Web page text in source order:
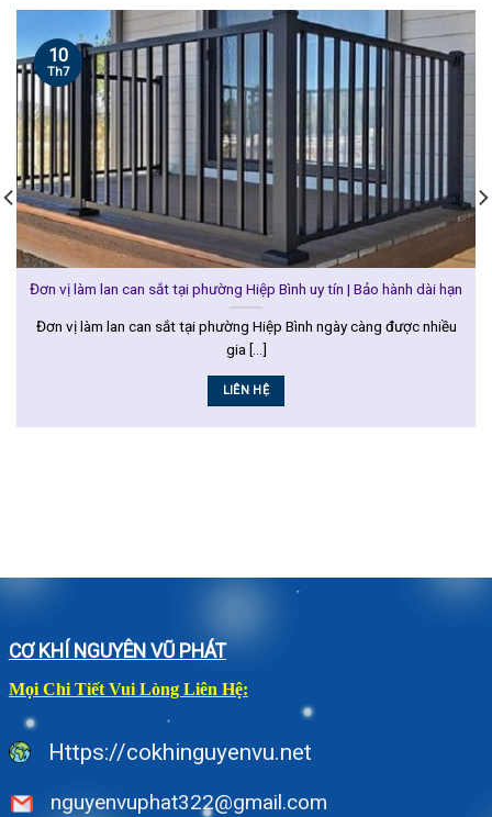
Đơn vị làm lan can sắt tại phường Hiệp Bình uy tín | Bảo hành dài hạn
Đơn vị làm lan can sắt tại phường Hiệp Bình ngày càng được nhiều
gia [...]
LIÊN HỆ
10
Th7
CƠ KHÍ NGUYÊN VŨ PHÁT
Mọi Chi Tiết Vui Lòng Liên Hệ:
Https://cokhinguyenvu.net
nguyenvuphat322@gmail.com